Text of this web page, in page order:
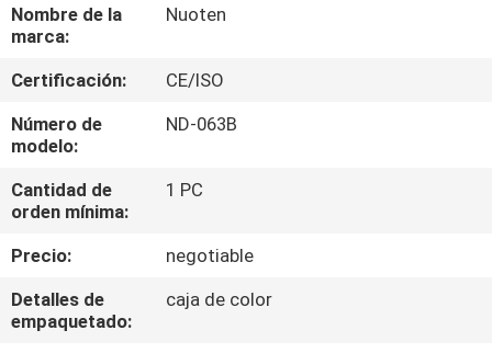
SOBRE
NOSOTROS
RECORRIDO
POR
LA
CONTROL
Nombre de la
marca:
Nuoten
Certificación:
CE/ISO
Número de
modelo:
ND-063B
Cantidad de
orden mínima:
1 PC
Precio:
negotiable
Detalles de
empaquetado:
caja de color